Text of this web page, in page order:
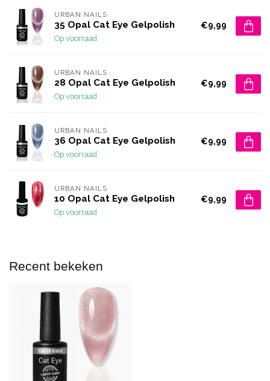
URBAN NAILS
35 Opal Cat Eye Gelpolish
Op voorraad
€9,99
URBAN NAILS
28 Opal Cat Eye Gelpolish
Op voorraad
€9,99
URBAN NAILS
36 Opal Cat Eye Gelpolish
Op voorraad
€9,99
URBAN NAILS
10 Opal Cat Eye Gelpolish
Op voorraad
€9,99
Recent bekeken